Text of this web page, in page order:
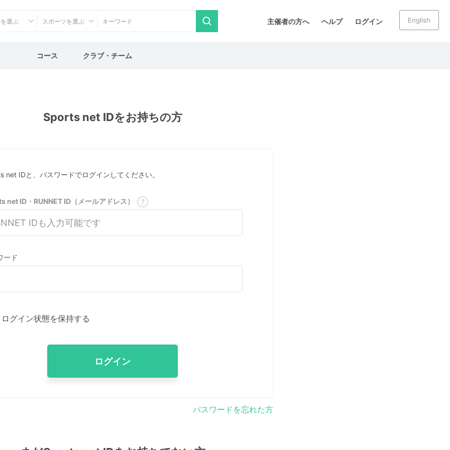
主催者の方へ ヘルプ ログイン
選ぶ スポーツを選ぶ English
コース クラブ・チーム
Sports net IDをお持ちの方
net IDと、パスワードでログインしてください。
net ID・RUNNET ID（メールアドレス）
ード
ログイン状態を保持する
ログイン
パスワードを忘れた方